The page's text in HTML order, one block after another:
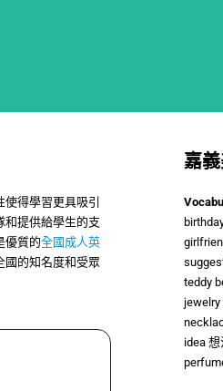
得學習更具吸引
和提供給學生的支
優質的全國成人英
國的知名度和受眾
嘉
teddy
jewelry
idea